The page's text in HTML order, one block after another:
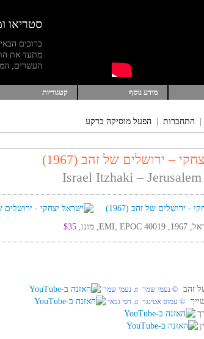
סטריאו
ברוכים
מתעד את
העשרים,
מידע נוסף קטגוריות
התחברות הפעל מוסיקה ברקע
– ירושלים של זהב (1967)
Israel Itzhaki –
$35
© נעמי שמר ♫ נעמי שמר
© עמוס אטינגר ♫ רפי גבאי